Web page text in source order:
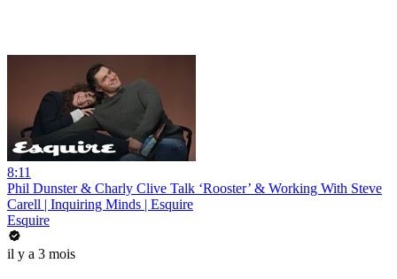
8:11
Phil Dunster & Charly Clive Talk ‘Rooster’ & Working With Steve
Carell | Inquiring Minds | Esquire
Esquire
il y a 3 mois